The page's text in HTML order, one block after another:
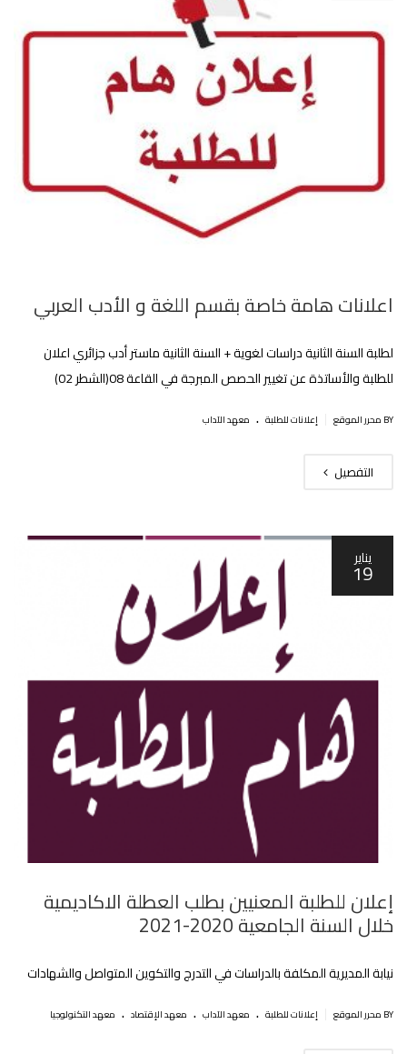
اعلانات هامة خاصة بقسم اللغة و الأدب العربي
لطلبة السنة الثانية دراسات لغوية + السنة الثانية ماستر أدب جزائري اعلان
للطلبة والأساتذة عن تغيير الحصص المبرجة في القاعة 08(الشطر 02)
BY محرر الموقع إعلانات للطلبة . معهد الآداب
التفصيل
يناير
19
إعلان للطلبة المعنيين بطلب العطلة الاكاديمية
خلال السنة الجامعية 2020-2021
نيابة المديرية المكلفة بالدراسات في التدرج والتكوين المتواصل والشهادات
BY محرر الموقع إعلانات للطلبة . معهد الآداب . معهد الإقتصاد . معهد التكنولوجيا